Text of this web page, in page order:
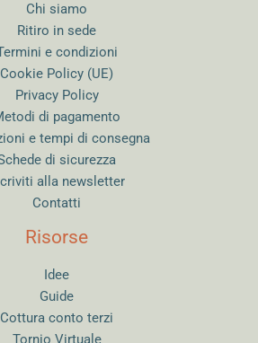
Chi siamo
Ritiro in sede
e condizioni
Cookie Policy (UE)
Privacy Policy
di pagamento
e tempi di consegna
di sicurezza
alla newsletter
Contatti
Risorse
Idee
Guide
Cottura conto terzi
Tornio Virtuale